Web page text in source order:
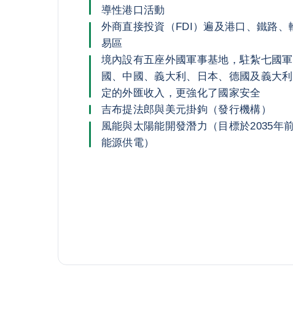
導性港口活動
外商直接投資（FDI）遍及港口、鐵路、
易區
境內設有五座外國軍事基地，駐紮七國
國、中國、義大利、日本、德國及義大
定的外匯收入，更強化了國家安全
吉布提法郎與美元掛鉤（發行機構）
風能與太陽能開發潛力（目標於2035年
能源供電）